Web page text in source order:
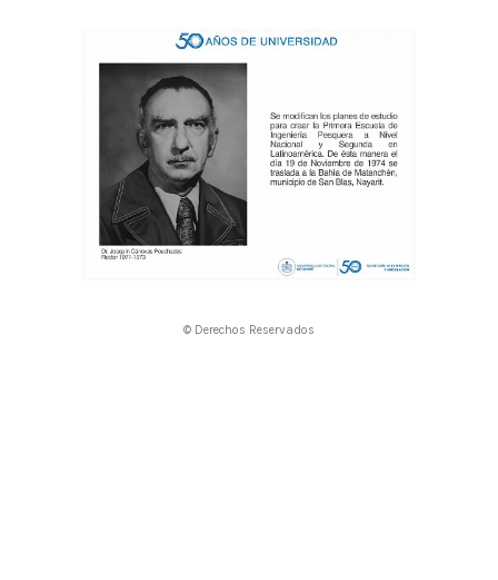
© Derechos Reservados